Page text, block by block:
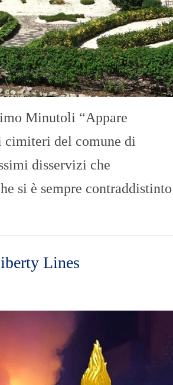
Minutoli “Appare
cimiteri del comune di
disservizi che
si è sempre contraddistinto
Lines